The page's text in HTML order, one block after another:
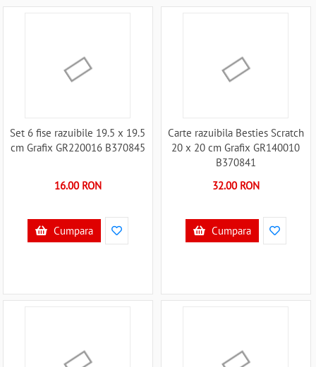
Set 6 fise razuibile 19.5 x 19.5
cm Grafix GR220016 B370845
16.00 RON
Cumpara
Carte razuibila Besties Scratch
20 x 20 cm Grafix GR140010
B370841
32.00 RON
Cumpara